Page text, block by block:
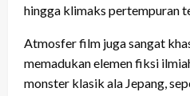
hingga klimaks pertempuran
Atmosfer film juga sangat
memadukan elemen fiksi
monster klasik ala Jepang,